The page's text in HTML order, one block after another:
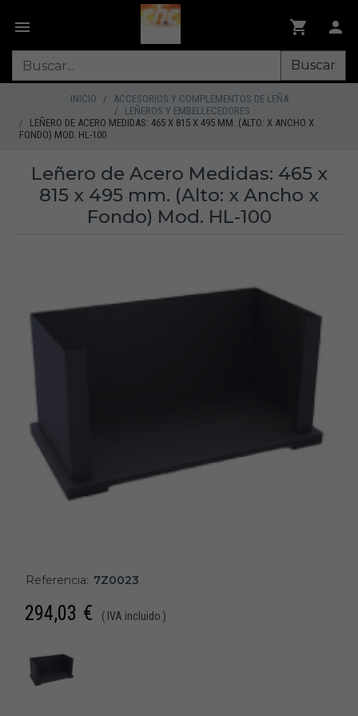
Buscar
INICIO
ACCESORIOS Y COMPLEMENTOS DE LEÑA
LEÑEROS Y EMBELLECEDORES
LEÑERO DE ACERO MEDIDAS: 465 X 815 X 495 MM. (ALTO: X ANCHO X
FONDO) MOD. HL-100
Leñero de Acero Medidas: 465 x
815 x 495 mm. (Alto: x Ancho x
Fondo) Mod. HL-100
Referencia: 7Z0023
294,03 € ( IVA incluido )